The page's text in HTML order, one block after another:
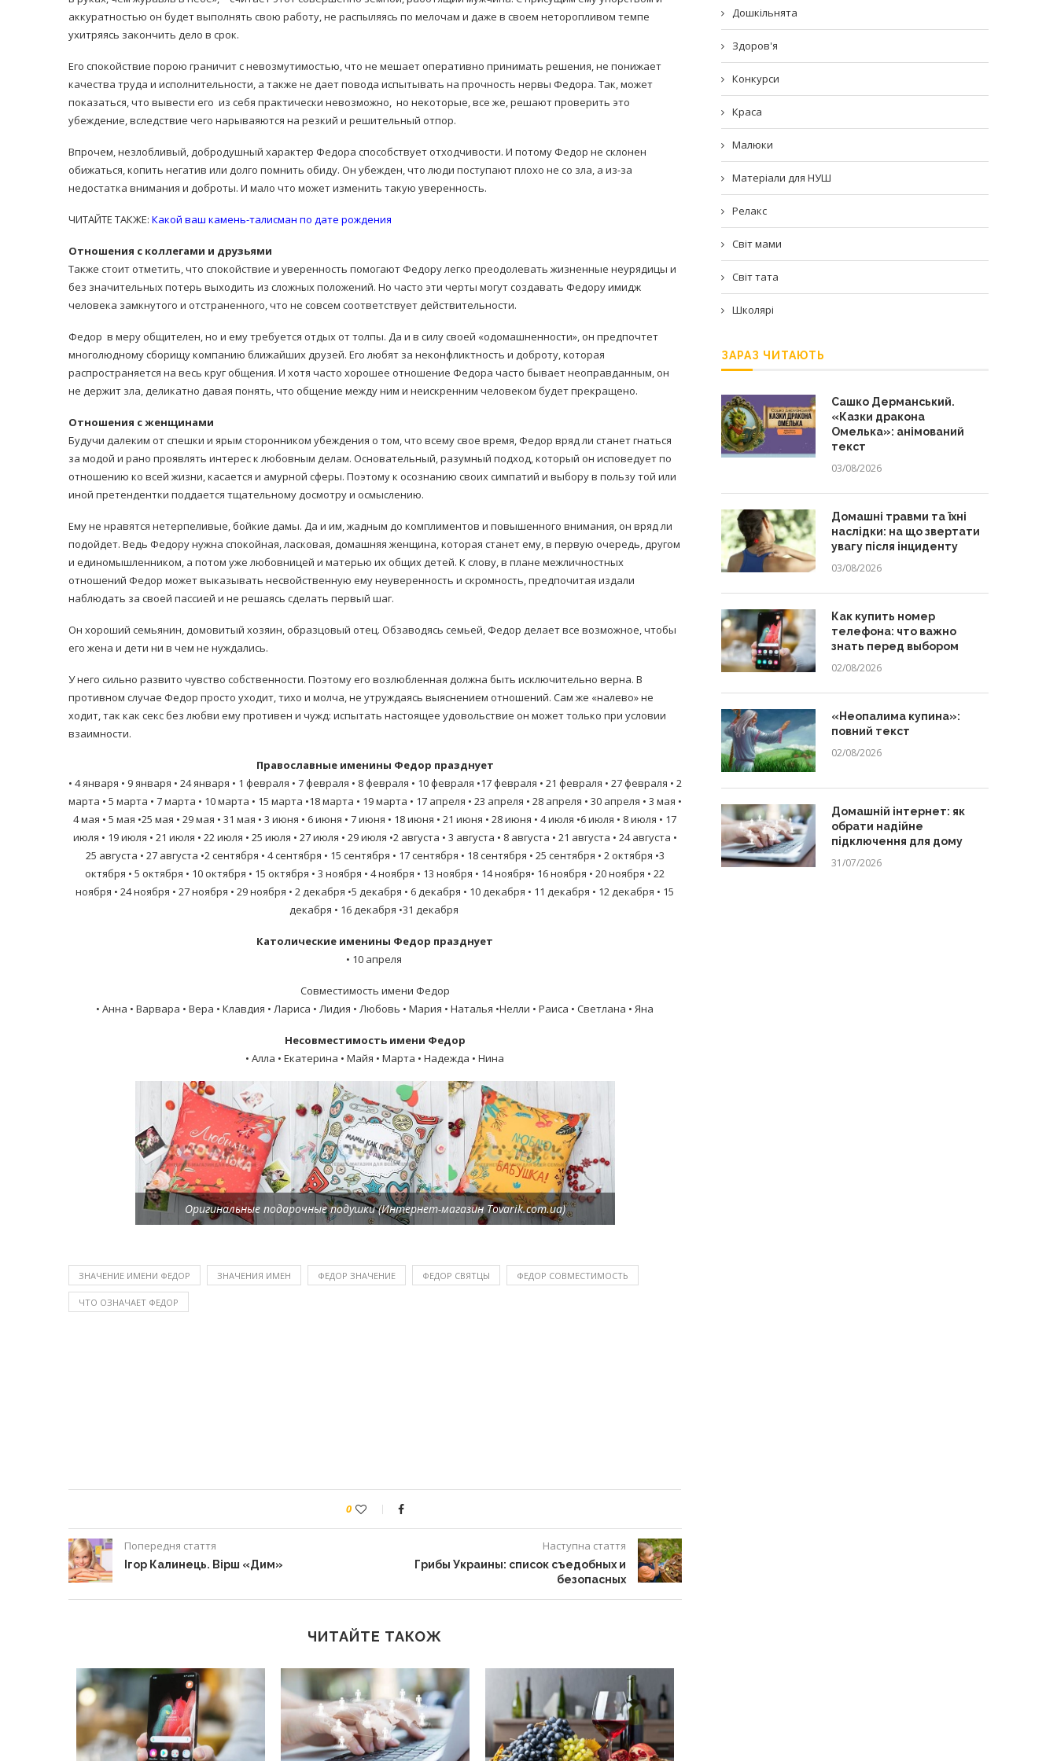
аккуратностью он будет выполнять свою работу, не распыляясь по мелочам и даже в своем неторопливом темпе
ухитряясь закончить дело в срок.
Его спокойствие порою граничит с невозмутимостью, что не мешает оперативно принимать решения, не понижает
качества труда и исполнительности, а также не дает повода испытывать на прочность нервы Федора. Так, может
показаться, что вывести его из себя практически невозможно, но некоторые, все же, решают проверить это
убеждение, вследствие чего нарываяются на резкий и решительный отпор.
Впрочем, незлобливый, добродушный характер Федора способствует отходчивости. И потому Федор не склонен
обижаться, копить негатив или долго помнить обиду. Он убежден, что люди поступают плохо не со зла, а из-за
недостатка внимания и доброты. И мало что может изменить такую уверенность.
ЧИТАЙТЕ ТАКЖЕ: Какой ваш камень-талисман по дате рождения
Отношения с коллегами и друзьями
Также стоит отметить, что спокойствие и уверенность помогают Федору легко преодолевать жизненные неурядицы и
без значительных потерь выходить из сложных положений. Но часто эти черты могут создавать Федору имидж
человека замкнутого и отстраненного, что не совсем соответствует действительности.
Федор в меру общителен, но и ему требуется отдых от толпы. Да и в силу своей «одомашненности», он предпочтет
многолюдному сборищу компанию ближайших друзей. Его любят за неконфликтность и доброту, которая
распространяется на весь круг общения. И хотя часто хорошее отношение Федора часто бывает неоправданным, он
не держит зла, деликатно давая понять, что общение между ним и неискренним человеком будет прекращено.
Отношения с женщинами
Будучи далеким от спешки и ярым сторонником убеждения о том, что всему свое время, Федор вряд ли станет гнаться
за модой и рано проявлять интерес к любовным делам. Основательный, разумный подход, который он исповедует по
отношению ко всей жизни, касается и амурной сферы. Поэтому к осознанию своих симпатий и выбору в пользу той или
иной претендентки поддается тщательному досмотру и осмыслению.
Ему не нравятся нетерпеливые, бойкие дамы. Да и им, жадным до комплиментов и повышенного внимания, он вряд ли
подойдет. Ведь Федору нужна спокойная, ласковая, домашняя женщина, которая станет ему, в первую очередь, другом
и единомышленником, а потом уже любовницей и матерью их общих детей. К слову, в плане межличностных
отношений Федор может выказывать несвойственную ему неуверенность и скромность, предпочитая издали
наблюдать за своей пассией и не решаясь сделать первый шаг.
Он хороший семьянин, домовитый хозяин, образцовый отец. Обзаводясь семьей, Федор делает все возможное, чтобы
его жена и дети ни в чем не нуждались.
У него сильно развито чувство собственности. Поэтому его возлюбленная должна быть исключительно верна. В
противном случае Федор просто уходит, тихо и молча, не утруждаясь выяснением отношений. Сам же «налево» не
ходит, так как секс без любви ему противен и чужд: испытать настоящее удовольствие он может только при условии
взаимности.
Православные именины Федор празднует
• 4 января • 9 января • 24 января • 1 февраля • 7 февраля • 8 февраля • 10 февраля •17 февраля • 21 февраля • 27 февраля • 2
марта • 5 марта • 7 марта • 10 марта • 15 марта •18 марта • 19 марта • 17 апреля • 23 апреля • 28 апреля • 30 апреля • 3 мая •
4 мая • 5 мая •25 мая • 29 мая • 31 мая • 3 июня • 6 июня • 7 июня • 18 июня • 21 июня • 28 июня • 4 июля •6 июля • 8 июля • 17
июля • 19 июля • 21 июля • 22 июля • 25 июля • 27 июля • 29 июля •2 августа • 3 августа • 8 августа • 21 августа • 24 августа •
25 августа • 27 августа •2 сентября • 4 сентября • 15 сентября • 17 сентября • 18 сентября • 25 сентября • 2 октября •3
октября • 5 октября • 10 октября • 15 октября • 3 ноября • 4 ноября • 13 ноября • 14 ноября• 16 ноября • 20 ноября • 22
ноября • 24 ноября • 27 ноября • 29 ноября • 2 декабря •5 декабря • 6 декабря • 10 декабря • 11 декабря • 12 декабря • 15
декабря • 16 декабря •31 декабря
Католические именины Федор празднует
• 10 апреля
Совместимость имени Федор
• Анна • Варвара • Вера • Клавдия • Лариса • Лидия • Любовь • Мария • Наталья •Нелли • Раиса • Светлана • Яна
Несовместимость имени Федор
• Алла • Екатерина • Майя • Марта • Надежда • Нина
Оригинальные подарочные подушки (Интернет-магазин Tovarik.com.ua)
ЗНАЧЕНИЕ ИМЕНИ ФЕДОР ЗНАЧЕНИЯ ИМЕН ФЕДОР ЗНАЧЕНИЕ ФЕДОР СВЯТЦЫ ФЕДОР СОВМЕСТИМОСТЬ
ЧТО ОЗНАЧАЕТ ФЕДОР
0
Попередня стаття
Ігор Калинець. Вірш «Дим»
Наступна стаття
Грибы Украины: список съедобных и
безопасных
ЧИТАЙТЕ ТАКОЖ
Дошкільнята
Здоров'я
Конкурси
Краса
Малюки
Матеріали для НУШ
Релакс
Світ мами
Світ тата
Школярі
ЗАРАЗ ЧИТАЮТЬ
Сашко Дерманський.
«Казки дракона
Омелька»: анімований
текст
03/08/2026
Домашні травми та їхні
наслідки: на що звертати
увагу після інциденту
03/08/2026
Как купить номер
телефона: что важно
знать перед выбором
02/08/2026
«Неопалима купина»:
повний текст
02/08/2026
Домашній інтернет: як
обрати надійне
підключення для дому
31/07/2026